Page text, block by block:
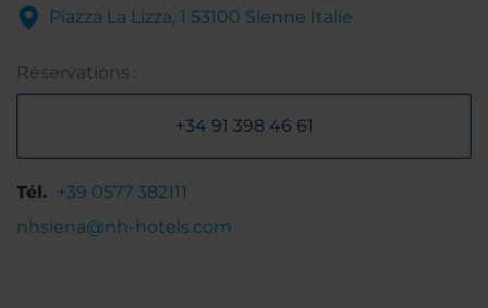
Piazza La Lizza, 1 53100 Sienne Italie
Réservations :
+34 91 398 46 61
Tél. +39 0577 382111
nhsiena@nh-hotels.com